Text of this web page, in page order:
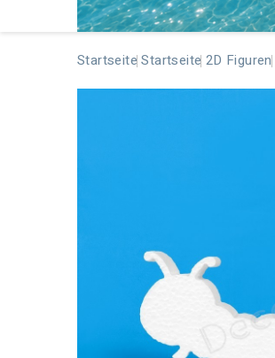
Startseite Startseite 2D Figuren